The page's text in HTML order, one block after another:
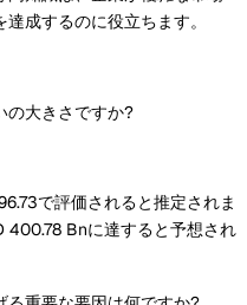
成するのに役立ちます。
の大きさですか?
で評価されると推定されま
Bnに達すると予想され